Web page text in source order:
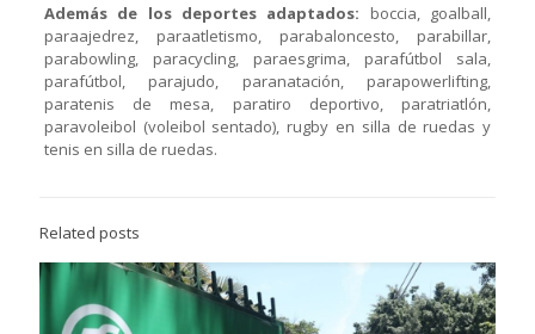
Además de los deportes adaptados: boccia, goalball,
paraajedrez, paraatletismo, parabaloncesto, parabillar,
parabowling, paracycling, paraesgrima, parafútbol sala,
parafútbol, parajudo, paranatación, parapowerlifting,
paratenis de mesa, paratiro deportivo, paratriatlón,
paravoleibol (voleibol sentado), rugby en silla de ruedas y
tenis en silla de ruedas.
Related posts